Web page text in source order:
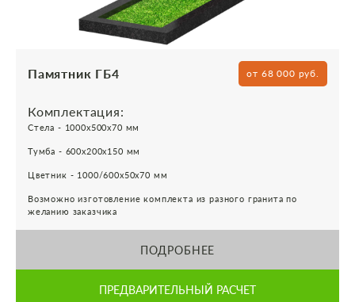
Памятник ГБ4 от 68 000 руб.
Комплектация:
Стела - 1000х500х70 мм
Тумба - 600х200х150 мм
Цветник - 1000/600х50х70 мм
Возможно изготовление комплекта из разного гранита по
желанию заказчика
ПОДРОБНЕЕ
ПРЕДВАРИТЕЛЬНЫЙ РАСЧЕТ